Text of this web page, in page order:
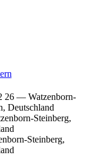
26 — Watzenborn-
Deutschland
Steinberg,
Steinberg,